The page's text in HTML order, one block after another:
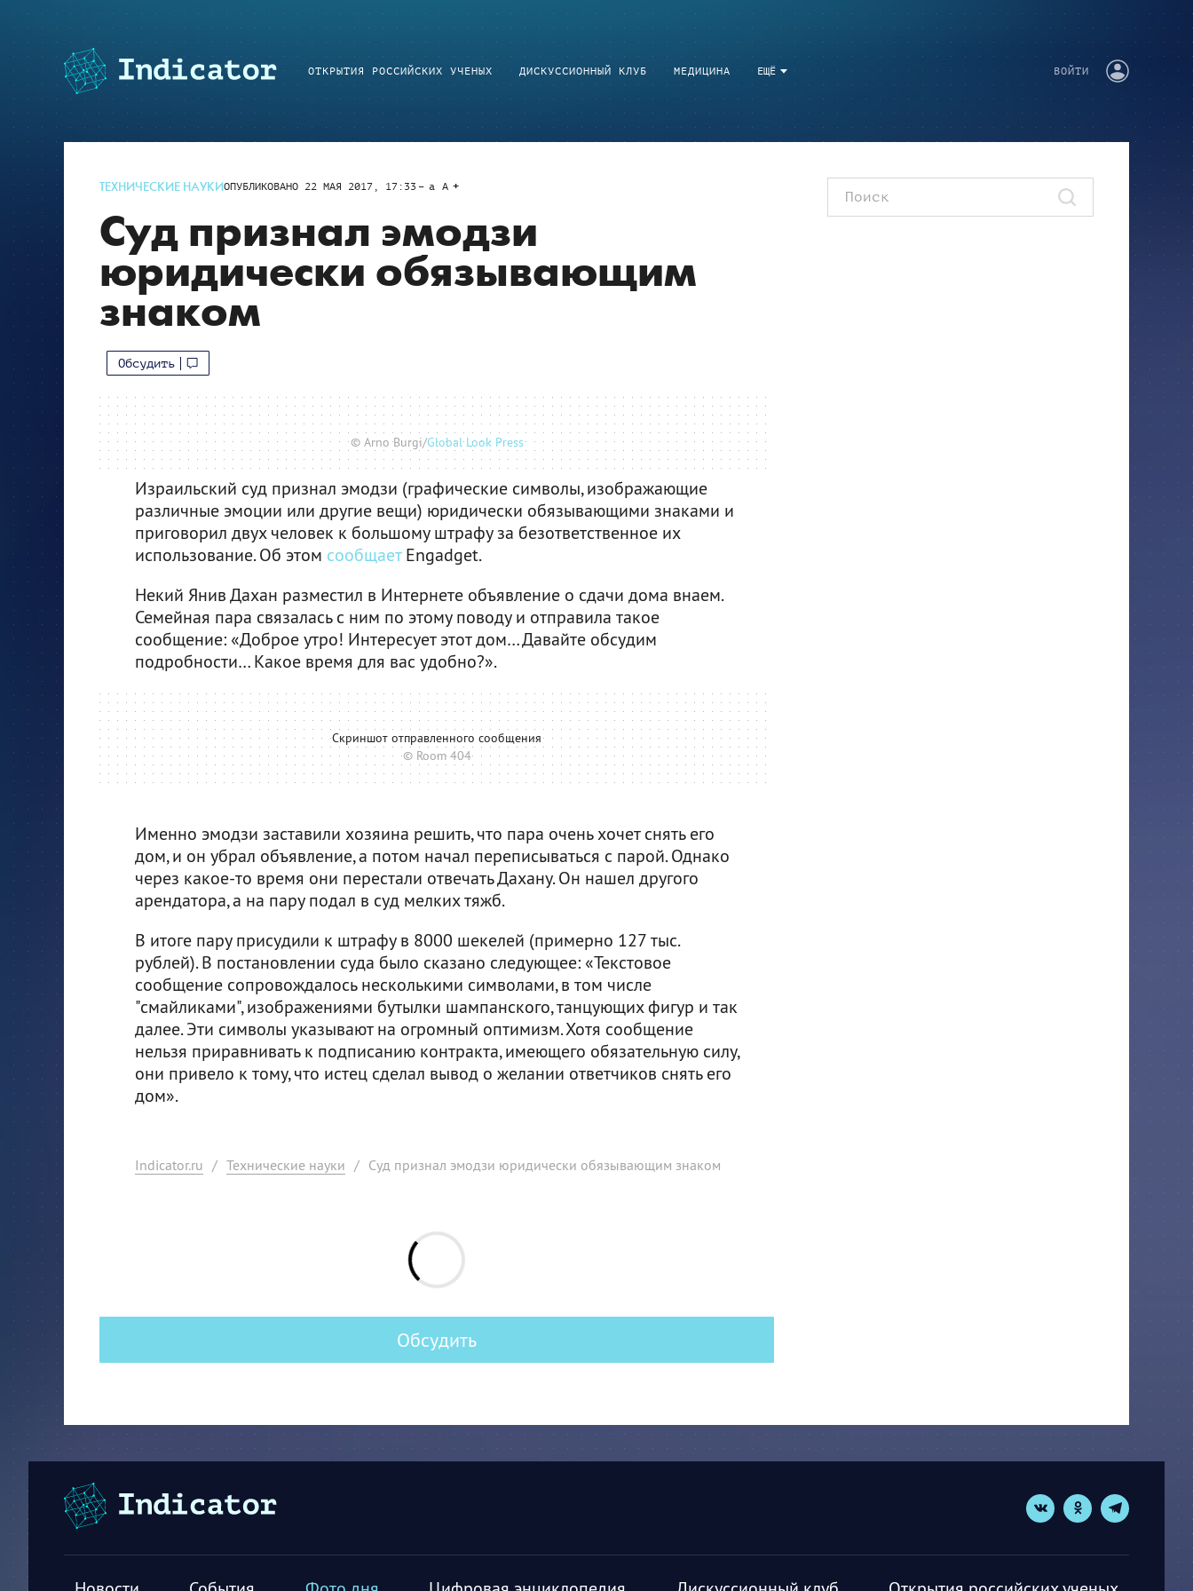
ЕЩЁ
ОТКРЫТИЯ РОССИЙСКИХ УЧЕНЫХ ДИСКУССИОННЫЙ КЛУБ МЕДИЦИНА ВОЙТИ
ТЕХНИЧЕСКИЕ НАУКИОПУБЛИКОВАНО 22 МАЯ 2017, 17:33 a A
Суд признал эмодзи
юридически обязывающим
знаком
Обсудить
© Arno Burgi/Global Look Press
Израильский суд признал эмодзи (графические символы, изображающие
различные эмоции или другие вещи) юридически обязывающими знаками и
приговорил двух человек к большому штрафу за безответственное их
использование. Об этом сообщаетEngadget.
Некий Янив Дахан разместил в Интернете объявление о сдачи дома внаем.
Семейная пара связалась с ним по этому поводу и отправила такое
сообщение: «Доброе утро! Интересует этот дом… Давайте обсудим
подробности… Какое время для вас удобно?».
Скриншот отправленного сообщения
© Room 404
Именно эмодзи заставили хозяина решить, что пара очень хочет снять его
дом, и он убрал объявление, а потом начал переписываться с парой. Однако
через какое-то время они перестали отвечать Дахану. Он нашел другого
арендатора, а на пару подал в суд мелких тяжб.
В итоге пару присудили к штрафу в 8000 шекелей (примерно 127 тыс.
рублей). В постановлении суда было сказано следующее: «Текстовое
сообщение сопровождалось несколькими символами, в том числе
"смайликами", изображениями бутылки шампанского, танцующих фигур и так
далее. Эти символы указывают на огромный оптимизм. Хотя сообщение
нельзя приравнивать к подписанию контракта, имеющего обязательную силу,
они привело к тому, что истец сделал вывод о желании ответчиков снять его
дом».
Indicator.ru / Технические науки / Суд признал эмодзи юридически обязывающим знаком
Обсудить